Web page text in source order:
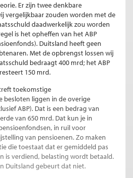
Er zijn twee denkbare
vergelijkbaar zouden worden met de
daadwerkelijk zou worden
is het opheffen van het ABP
Duitsland heeft geen
Met de opbrengst lossen wij
bedraagt 400 mrd; het ABP
150 mrd.
toekomstige
besloten liggen in de overige
ABP). Dat is een bedrag van
van 650 mrd. Dat kun je in
in ruil voor
van pensioenen. Zo maken
die toestaat dat er gemiddeld pas
is verdiend, belasting wordt betaald.
Duitsland gebeurt dat niet.